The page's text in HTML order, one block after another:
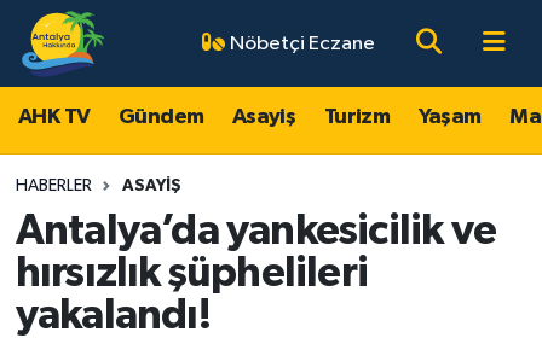
Nöbetçi Eczane
AHK TV Gündem Asayiş Turizm Yaşam
HABERLER ASAYIŞ
Antalya’da yankesicilik ve
hırsızlık şüphelileri
yakalandı!
AHK TV
Gündem
Asayiş
Turizm
Antalya Nöbetçi Eczaneler
Antalya Hava Durumu
Antalya Namaz Vakitleri
Antalya Trafik Yoğunluk Haritası